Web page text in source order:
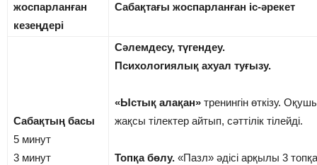
жоспарланған
кезеңдері
Сабақтағы жоспарланған іс-әрекет
Сабақтың басы
5 минут
3 минут
Сәлемдесу, түгендеу.
Психологиялық ахуал туғызу.
«Ыстық алақан» тренингін өткізу.
жақсы тілектер айтып, сәттілік тілейді.
Топқа бөлу. «Пазл» әдісі арқылы 3